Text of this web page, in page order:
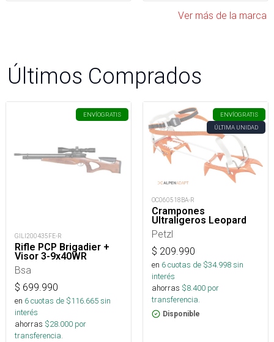
Ver más de la marca
Últimos Comprados
ENVÍOGRATIS
GILI200435FE-R
Rifle PCP Brigadier +
Visor 3-9x40WR
Bsa
$ 699.990
en 6cuotas de $116.665sin
interés
ahorras $28.000 por
transferencia.
ENVÍOGRATIS
ÚLTIMA UNIDAD
OC060518BA-R
Crampones
Ultraligeros Leopard
Petzl
$ 209.990
en 6cuotas de $34.998sin
interés
ahorras $8.400 por
transferencia.
Disponible